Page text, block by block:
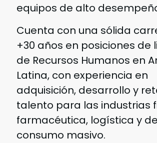
equipos de alto
Cuenta con una sólida
+30 años en posiciones de
de Recursos Humanos en
Latina, con experiencia en
adquisición, desarrollo y
talento para las industrias
farmacéutica, logística y de
consumo masivo.